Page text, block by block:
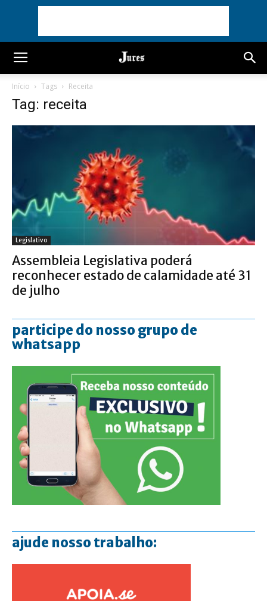
Início Tags Receita
Tag: receita
Legislativo
Assembleia Legislativa poderá
reconhecer estado de calamidade até 31
de julho
participe do nosso grupo de
whatsapp
ajude nosso trabalho: